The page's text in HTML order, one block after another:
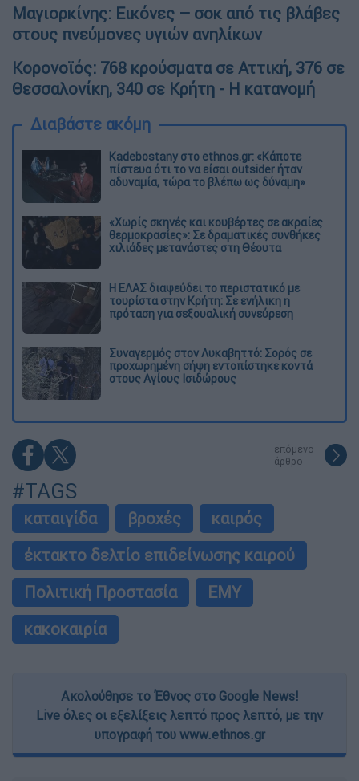
Μαγιορκίνης: Εικόνες – σοκ από τις βλάβες
στους πνεύμονες υγιών ανηλίκων
Κορονοϊός: 768 κρούσματα σε Αττική, 376 σε
Θεσσαλονίκη, 340 σε Κρήτη - Η κατανομή
Διαβάστε ακόμη
Kadebostany στο ethnos.gr: «Κάποτε
πίστευα ότι το να είσαι outsider ήταν
αδυναμία, τώρα το βλέπω ως δύναμη»
«Χωρίς σκηνές και κουβέρτες σε ακραίες
θερμοκρασίες»: Σε δραματικές συνθήκες
χιλιάδες μετανάστες στη Θέουτα
Η ΕΛΑΣ διαψεύδει το περιστατικό με
τουρίστα στην Κρήτη: Σε ενήλικη η
πρόταση για σεξουαλική συνεύρεση
Συναγερμός στον Λυκαβηττό: Σορός σε
προχωρημένη σήψη εντοπίστηκε κοντά
στους Αγίους Ισιδώρους
επόμενο
άρθρο
#TAGS
καταιγίδα βροχές
καιρός
έκτακτο δελτίο επιδείνωσης καιρού
Πολιτική Προστασία
ΕΜΥ
κακοκαιρία
Ακολούθησε το Έθνος στο Google News!
Live όλες οι εξελίξεις λεπτό προς λεπτό, με την
υπογραφή του www.ethnos.gr